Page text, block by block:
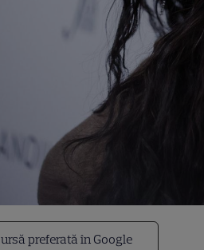
preferată în Google